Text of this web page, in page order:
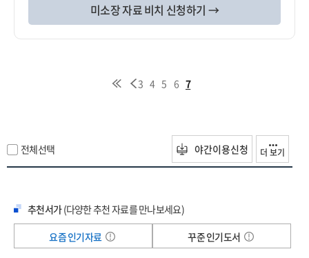
미소장 자료 비치 신청하기 →
3 4 5 6 7
전체선택 야간이용신청 더 보기
추천서가(다양한 추천 자료를 만나보세요)
요즘 인기자료
꾸준 인기도서